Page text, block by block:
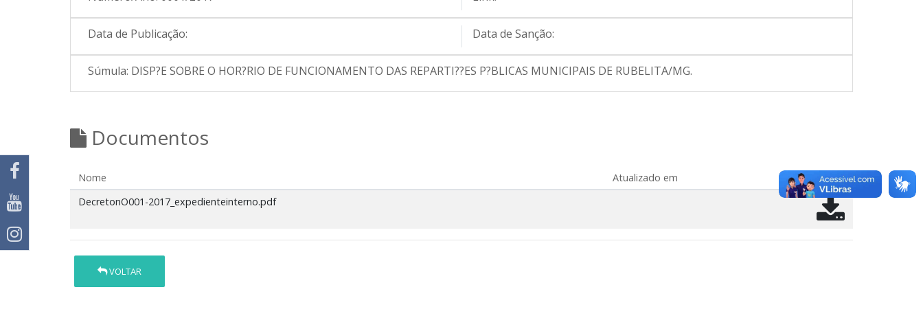
Data de Publicação: Data de Sanção:
Súmula: DISP?E SOBRE O HOR?RIO DE FUNCIONAMENTO DAS REPARTI??ES P?BLICAS MUNICIPAIS DE RUBELITA/MG.
Documentos
Nome
Atualizado em
DecretonO001-2017_expedienteinterno.pdf
VOLTAR